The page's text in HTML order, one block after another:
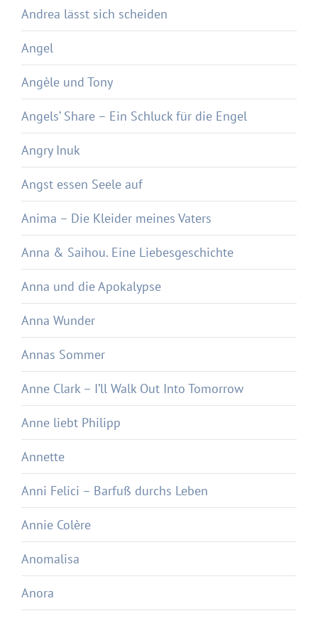
Andrea lässt sich scheiden
Angel
Angèle und Tony
Angels‘ Share – Ein Schluck für die Engel
Angry Inuk
Angst essen Seele auf
Anima – Die Kleider meines Vaters
Anna & Saihou. Eine Liebesgeschichte
Anna und die Apokalypse
Anna Wunder
Annas Sommer
Anne Clark – I’ll Walk Out Into Tomorrow
Anne liebt Philipp
Annette
Anni Felici – Barfuß durchs Leben
Annie Colère
Anomalisa
Anora